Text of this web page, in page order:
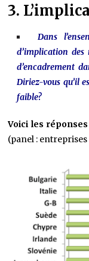
3.
Dans
d’implication des
d’encadrement
Diriez-vous qu’il
faible?
Voici les réponses
(panel :